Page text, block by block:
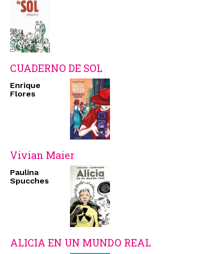
CUADERNO DE SOL
Enrique
Flores
Vivian Maier
Paulina
Spucches
ALICIA EN UN MUNDO REAL